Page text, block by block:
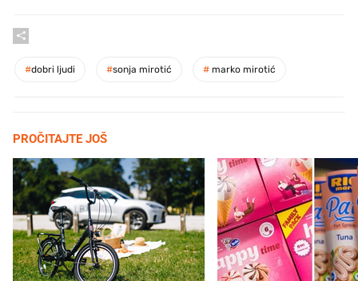
#dobri ljudi #sonja mirotić # marko mirotić
PROČITAJTE JOŠ